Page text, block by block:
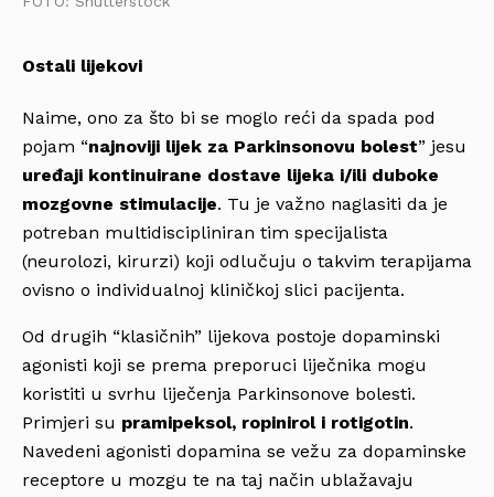
Ostali lijekovi
Naime, ono za što bi se moglo reći da spada pod
pojam “najnoviji lijek za Parkinsonovu bolest” jesu
uređaji kontinuirane dostave lijeka i/ili duboke
mozgovne stimulacije. Tu je važno naglasiti da je
potreban multidiscipliniran tim specijalista
(neurolozi, kirurzi) koji odlučuju o takvim terapijama
ovisno o individualnoj kliničkoj slici pacijenta.
Od drugih “klasičnih” lijekova postoje dopaminski
agonisti koji se prema preporuci liječnika mogu
koristiti u svrhu liječenja Parkinsonove bolesti.
Primjeri su pramipeksol, ropinirol i rotigotin.
Navedeni agonisti dopamina se vežu za dopaminske
receptore u mozgu te na taj način ublažavaju